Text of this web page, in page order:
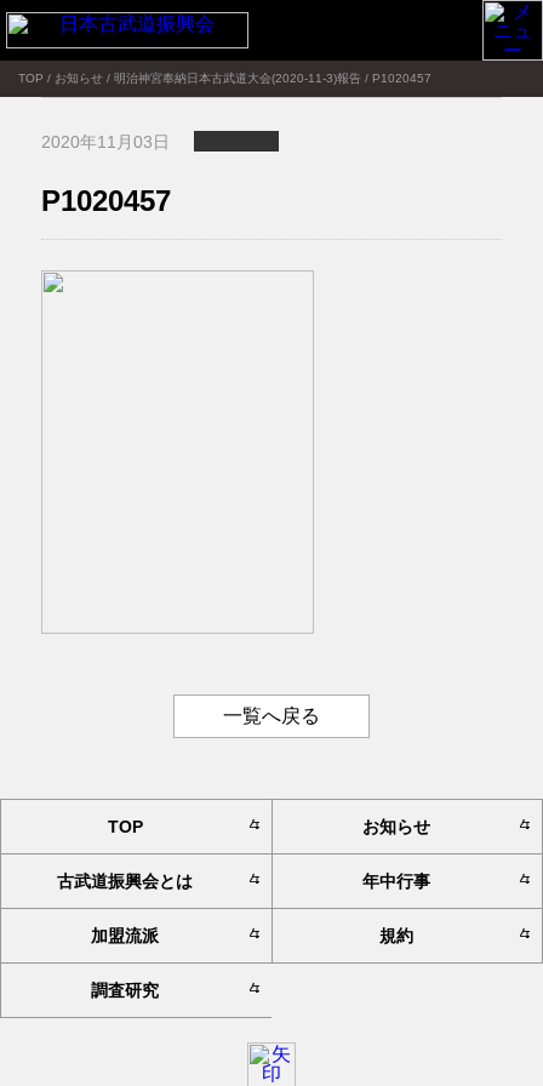
TOP / お知らせ / 明治神宮奉納日本古武道大会(2020-11-3)報告 / P1020457
2020年11月03日
P1020457
一覧へ戻る
TOP お知らせ
古武道振興会とは 年中行事
加盟流派 規約
調査研究